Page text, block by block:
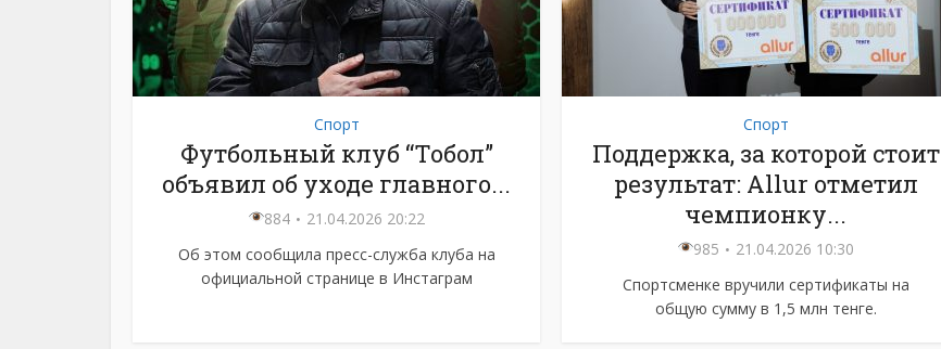
Спорт
Футбольный клуб “Тобол”
объявил об уходе главного...
884
21.04.2026 20:22
Об этом сообщила пресс-служба клуба на
официальной странице в Инстаграм
Спорт
Поддержка, за которой стоит
результат: Allur отметил
чемпионку...
985
21.04.2026 10:30
Спортсменке вручили сертификаты на
общую сумму в 1,5 млн тенге.